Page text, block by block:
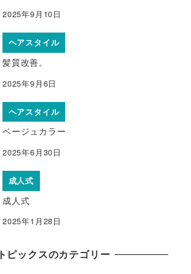
2025年9月10日
ヘアスタイル
髪質改善。
2025年9月6日
ヘアスタイル
ベージュカラー
2025年6月30日
成人式
成人式
2025年1月28日
トピックスのカテゴリー